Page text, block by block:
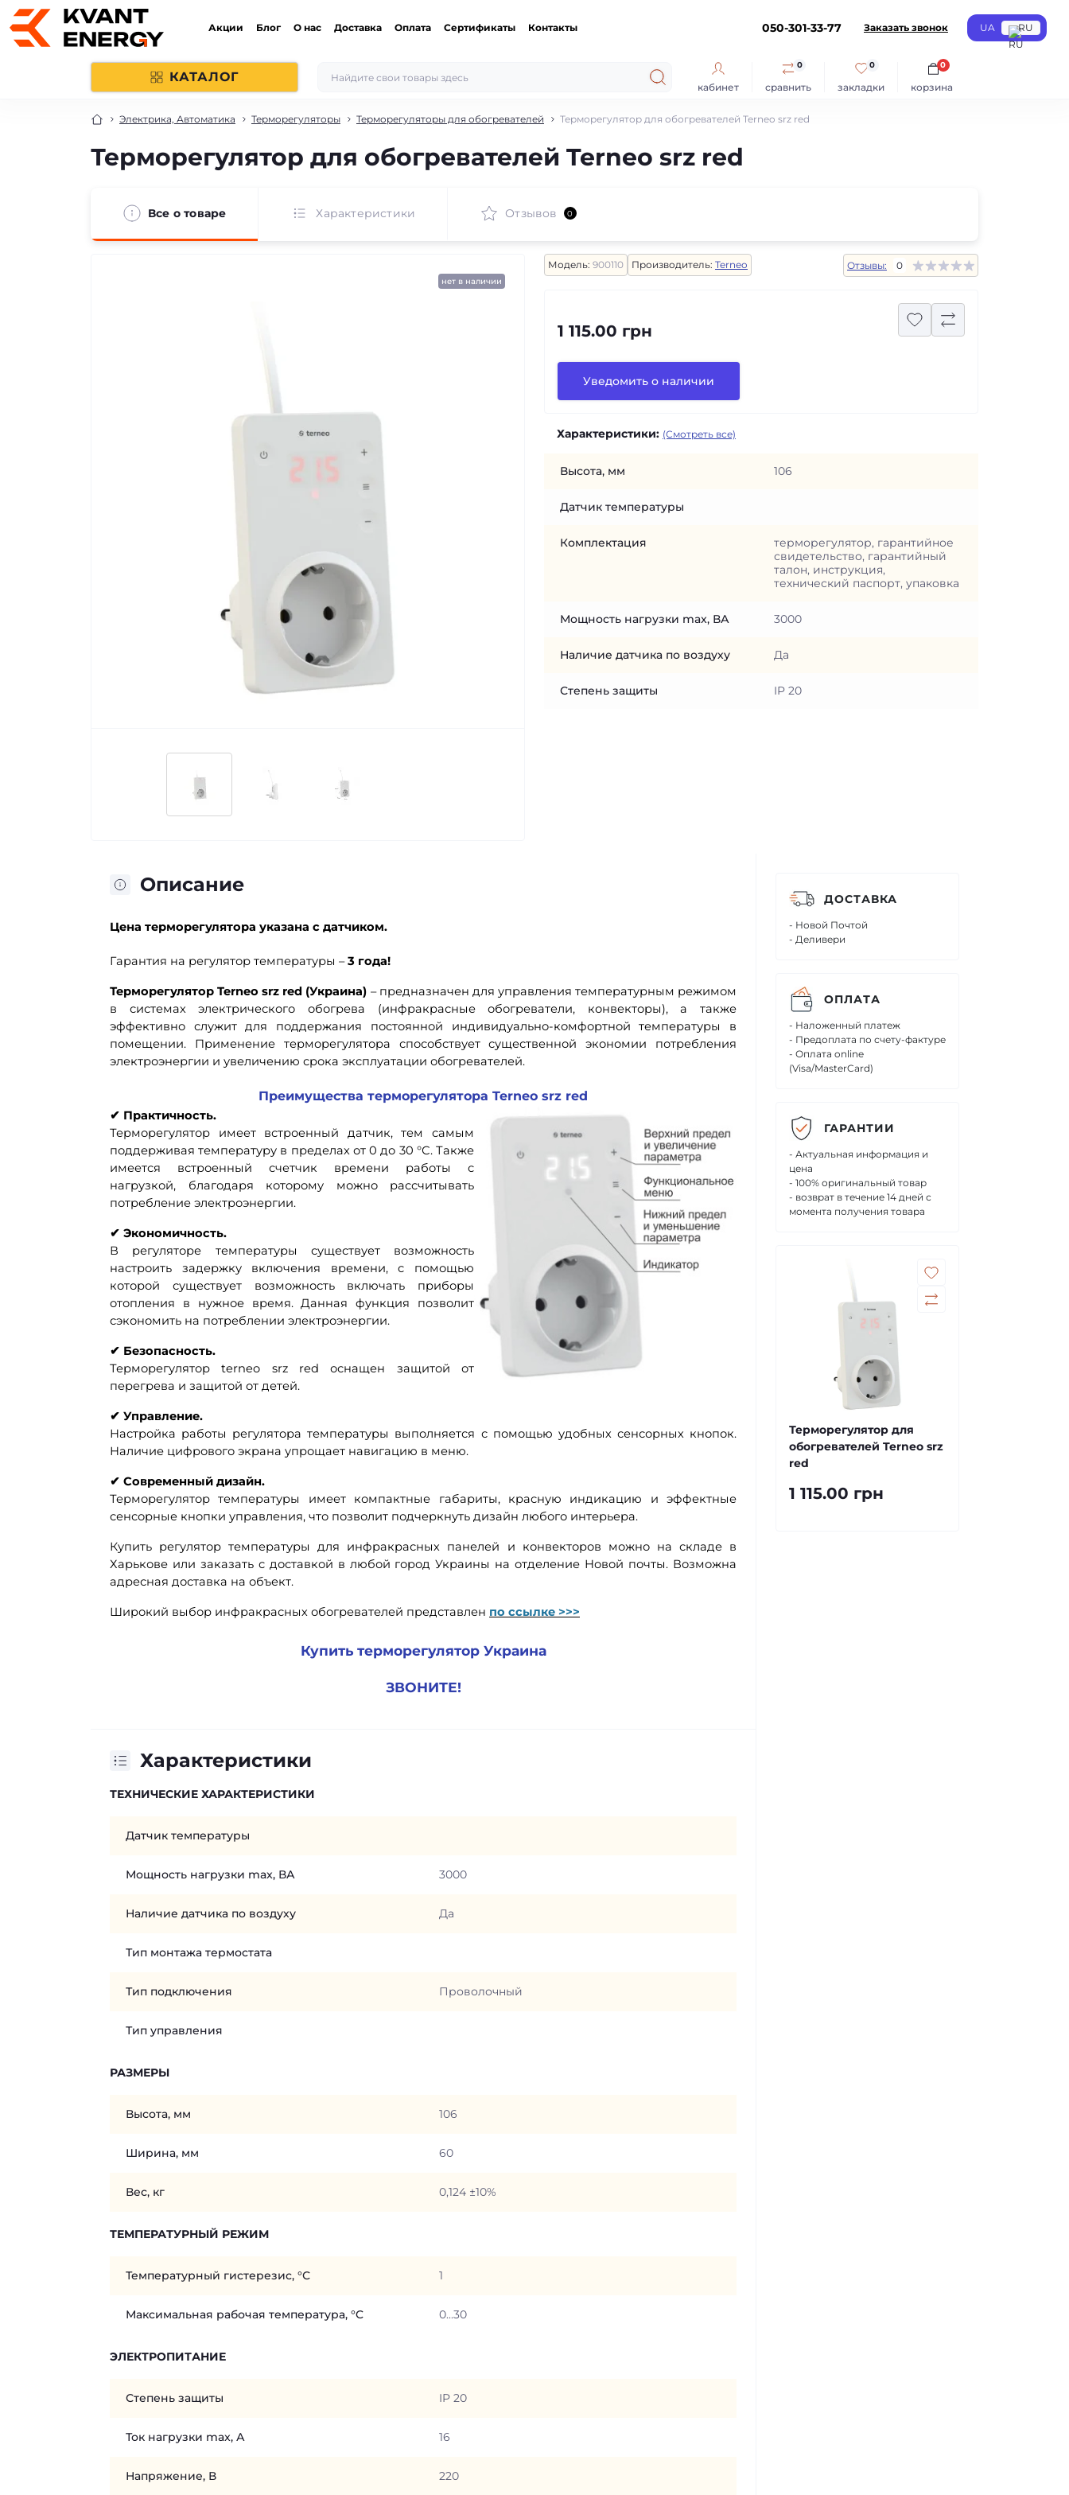
Акции Блог О нас Доставка Оплата Сертификаты Контакты 050-301-33-77 Заказать звонок UA RU
КАТАЛОГ
кабинет сравнить
0
закладки
0
корзина
0
Электрика, Автоматика Терморегуляторы Терморегуляторы для обогревателей Терморегулятор для обогревателей Terneo srz red
Терморегулятор для обогревателей Terneo srz red
Все о товаре Характеристики Отзывов 0
нет в наличии
Модель: 900110 Производитель: Terneo Отзывы: 0
1 115.00 грн
Уведомить о наличии
Характеристики: (Смотреть все)
Высота, мм 106
Датчик температуры
Комплектация
терморегулятор, гарантийное
свидетельство, гарантийный
талон, инструкция,
технический паспорт, упаковка
Мощность нагрузки max, ВА 3000
Наличие датчика по воздуху Да
Степень защиты IP 20
Описание
Цена терморегулятора указана с датчиком.
Гарантия на регулятор температуры –3 года!
Терморегулятор Terneo srz red (Украина) – предназначен для управления температурным режимом
в системах электрического обогрева (инфракрасные обогреватели, конвекторы), а также
эффективно служит для поддержания постоянной индивидуально-комфортной температуры в
помещении. Применение терморегулятора способствует существенной экономии потребления
электроэнергии и увеличению срока эксплуатации обогревателей.
Преимущества терморегулятора Terneo srz red
✔ Практичность.
Терморегулятор имеет встроенный датчик, тем самым
поддерживая температуру в пределах от 0 до 30 °С. Также
имеется встроенный счетчик времени работы с
нагрузкой, благодаря которому можно рассчитывать
потребление электроэнергии.
✔ Экономичность.
В регуляторе температуры существует возможность
настроить задержку включения времени, с помощью
которой существует возможность включать приборы
отопления в нужное время. Данная функция позволит
сэкономить на потреблении электроэнергии.
✔ Безопасность.
Терморегулятор terneo srz red оснащен защитой от
перегрева и защитой от детей.
✔ Управление.
Настройка работы регулятора температуры выполняется с помощью удобных сенсорных кнопок.
Наличие цифрового экрана упрощает навигацию в меню.
✔ Современный дизайн.
Терморегулятор температуры имеет компактные габариты, красную индикацию и эффектные
сенсорные кнопки управления, что позволит подчеркнуть дизайн любого интерьера.
Купить регулятор температуры для инфракрасных панелей и конвекторов можно на складе в
Харькове или заказать с доставкой в любой город Украины на отделение Новой почты. Возможна
адресная доставка на объект.
Широкий выбор инфракрасных обогревателей представлен по ссылке >>>
Купить терморегулятор Украина
ЗВОНИТЕ!
Характеристики
ТЕХНИЧЕСКИЕ ХАРАКТЕРИСТИКИ
Датчик температуры
Мощность нагрузки max, ВА 3000
Наличие датчика по воздуху Да
Тип монтажа термостата
Тип подключения Проволочный
Тип управления
РАЗМЕРЫ
Высота, мм 106
Ширина, мм 60
Вес, кг 0,124 ±10%
ТЕМПЕРАТУРНЫЙ РЕЖИМ
Температурный гистерезис, °С 1
Максимальная рабочая температура, °C 0...30
ЭЛЕКТРОПИТАНИЕ
Степень защиты IP 20
Ток нагрузки max, А 16
Напряжение, В 220
ДОСТАВКА
- Новой Почтой
- Деливери
ОПЛАТА
- Наложенный платеж
- Предоплата по счету-фактуре
- Оплата online
(Visa/MasterCard)
ГАРАНТИИ
- Актуальная информация и
цена
- 100% оригинальный товар
- возврат в течение 14 дней с
момента получения товара
Терморегулятор для
обогревателей Terneo srz
red
1 115.00 грн